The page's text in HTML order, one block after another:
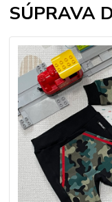
SÚPRAVA